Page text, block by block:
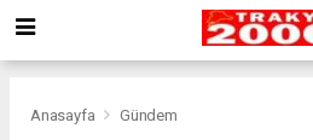
Anasayfa Gündem